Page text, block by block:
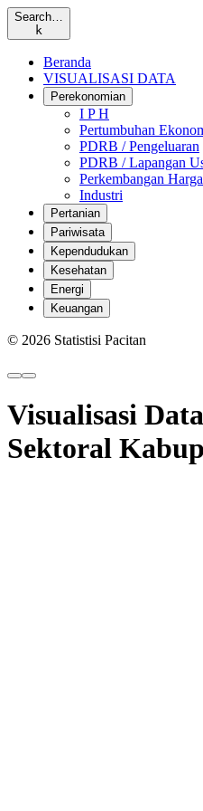
Search…
k
Beranda
VISUALISASI DATA
Perekonomian
I P H
Pertumbuhan
PDRB / Pengeluaran
PDRB / Lapangan
Perkembangan Harga
Industri
Pertanian
Pariwisata
Kependudukan
Kesehatan
Energi
Keuangan
© 2026 Statistisi Pacitan
Visualisasi
Sektoral